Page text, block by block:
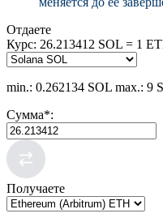
Отдаете
Курс: 26.213412 SOL = 1
min.: 0.262134 SOL max.: 9
Сумма*:
Получаете